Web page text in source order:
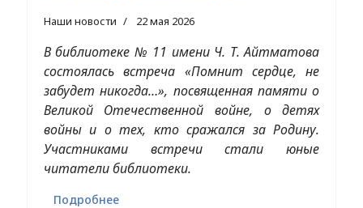
Наши новости 22 мая 2026
В библиотеке № 11 имени Ч. Т. Айтматова
состоялась встреча «Помнит сердце, не
забудет никогда…», посвященная памяти о
Великой Отечественной войне, о детях
войны и о тех, кто сражался за Родину.
Участниками встречи стали юные
читатели библиотеки.
Подробнее